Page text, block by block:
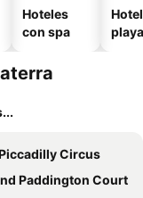
Hoteles
con spa
playa
Circus
Paddington Court